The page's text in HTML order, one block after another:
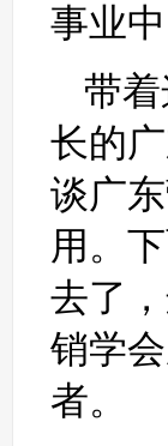
事业
带
长的
谈广
用。
去了
销学
者。